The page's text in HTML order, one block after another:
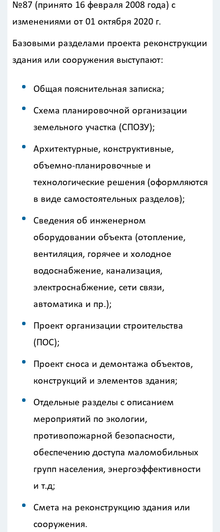
№87 (принято 16 февраля 2008 года) с
изменениями от 01 октября 2020 г.
Базовыми разделами проекта реконструкции
здания или сооружения выступают:
Общая пояснительная записка;
Схема планировочной организации
земельного участка (СПОЗУ);
Архитектурные, конструктивные,
объемно-планировочные и
технологические решения (оформляются
в виде самостоятельных разделов);
Сведения об инженерном
оборудовании объекта (отопление,
вентиляция, горячее и холодное
водоснабжение, канализация,
электроснабжение, сети связи,
автоматика и пр.);
Проект организации строительства
(ПОС);
Проект сноса и демонтажа объектов,
конструкций и элементов здания;
Отдельные разделы с описанием
мероприятий по экологии,
противопожарной безопасности,
обеспечению доступа маломобильных
групп населения, энергоэффективности
и т.д;
Смета на реконструкцию здания или
сооружения.